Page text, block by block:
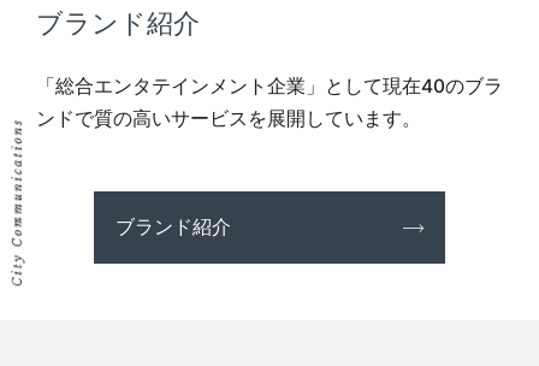
ブランド紹介
「総合エンタテインメント企業」として現在40のブラ
ンドで質の高いサービスを展開しています。
ブランド紹介